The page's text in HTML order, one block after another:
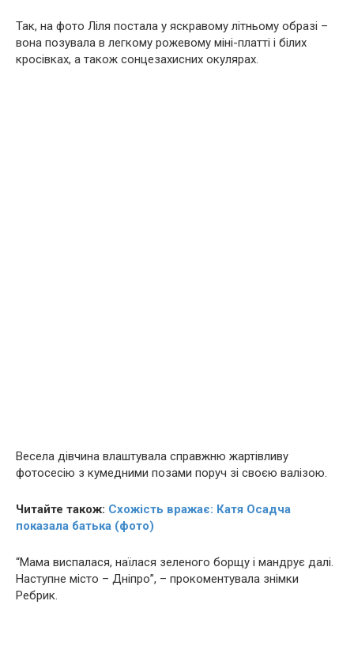
Так, на фото Ліля постала у яскравому літньому образі –
вона позувала в легкому рожевому мiні-платті і білих
кросівках, а також сонцезахисних окулярах.
Весела дівчина влаштувала справжню жартівливу
фотосесію з кумедними позами поруч зі своєю валізою.
Читайте також: Схожість вражає: Катя Осадча
показала батька (фото)
“Мама виспалася, наїлася зеленого борщу і мандрує далі.
Наступне місто – Дніпро”, – прокоментувала знімки
Ребрик.